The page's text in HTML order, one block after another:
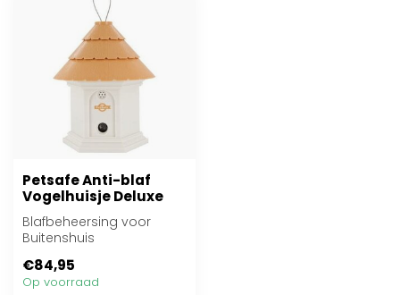
Petsafe Anti-blaf
Vogelhuisje Deluxe
Blafbeheersing voor
Buitenshuis
€84,95
Op voorraad